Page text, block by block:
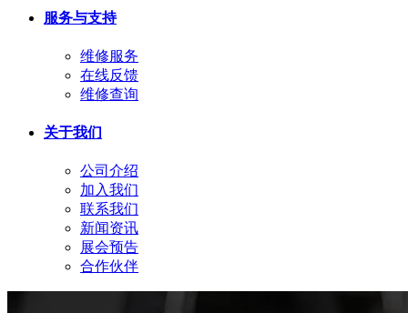
服务与支持
维修服务
在线反馈
维修查询
关于我们
公司介绍
加入我们
联系我们
新闻资讯
展会预告
合作伙伴